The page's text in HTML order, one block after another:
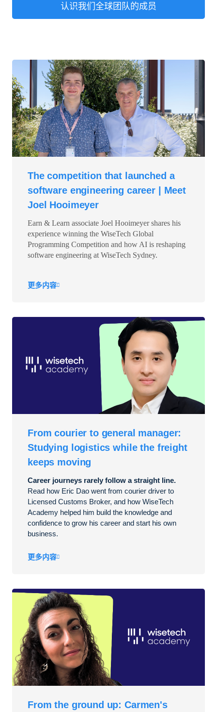
认识我们全球团队的成员
The competition that launched a
software engineering career | Meet
Joel Hooimeyer
Earn & Learn associate Joel Hooimeyer shares his
experience winning the WiseTech Global
Programming Competition and how AI is reshaping
software engineering at WiseTech Sydney.
更多内容
From courier to general manager:
Studying logistics while the freight
keeps moving
Career journeys rarely follow a straight line.
Read how Eric Dao went from courier driver to
Licensed Customs Broker, and how WiseTech
Academy helped him build the knowledge and
confidence to grow his career and start his own
business.
更多内容
From the ground up: Carmen's